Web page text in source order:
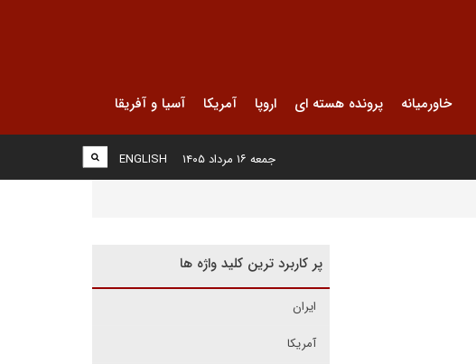
خاورمیانه پرونده هسته ای اروپا آمریکا آسیا و آفریقا
ENGLISH جمعه ۱۶ مرداد ۱۴۰۵
پر کاربرد ترین کلید واژه ها
ایران
آمریکا